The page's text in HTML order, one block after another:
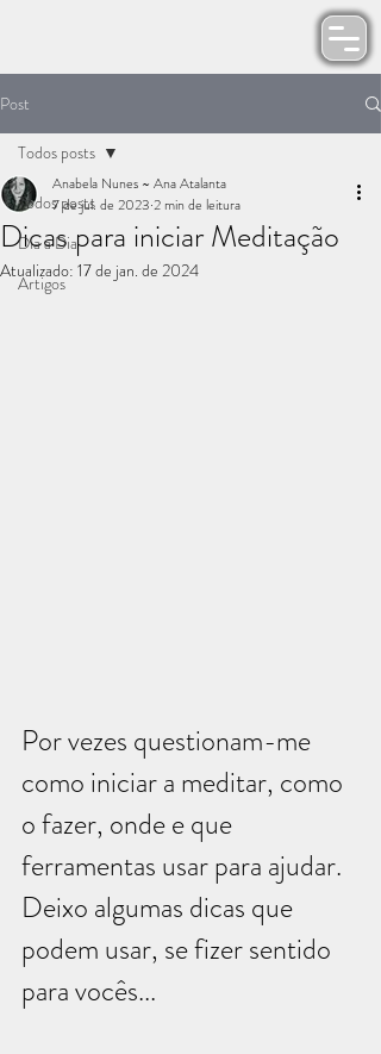
Post
Todos posts
Dia a Dia
Artigos
Todos posts
Dicas para iniciar Meditação
Anabela Nunes ~ Ana Atalanta
7 de jul. de 2023 2 min de leitura
Atualizado: 17 de jan. de 2024
Por vezes questionam-me
como iniciar a meditar, como
o fazer, onde e que
ferramentas usar para ajudar.
Deixo algumas dicas que
podem usar, se fizer sentido
para vocês...